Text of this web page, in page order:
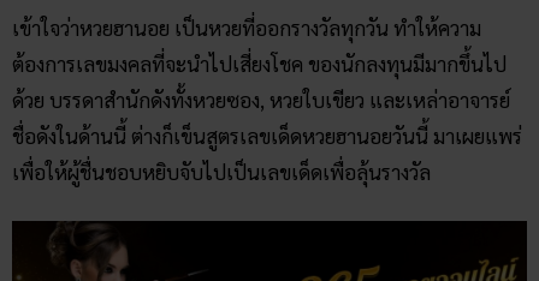
เลขวิ่งบนอัตราจ่าย อยู่ที่บาทละ 3.2 บาท
เลขวิ่งล่างอัตราจ่าย อยู่ที่บาทละ 4.2 บาท
Ruay.com แหล่งรวมเลขเด็ด Hanoi วันนี้
เข้าใจว่าหวยฮานอย เป็นหวยที่ออกรางวัลทุกวัน ทำให้ความ
ต้องการเลขมงคลที่จะนำไปเสี่ยงโชค ของนักลงทุนมีมากขึ้นไป
ด้วย บรรดาสำนักดังทั้งหวยซอง, หวยใบเขียว และเหล่าอาจารย์